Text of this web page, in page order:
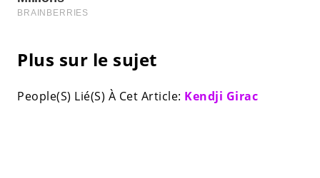
Plus sur le sujet
People(S) Lié(S) À Cet Article: Kendji Girac